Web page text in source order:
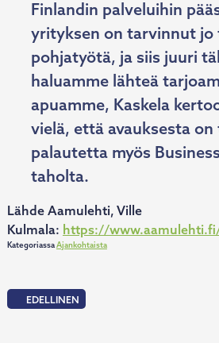
Finlandin palveluihin
yrityksen on tarvinnut jo
pohjatyötä, ja siis juuri
haluamme lähteä
apuamme, Kaskela
vielä, että avauksesta
palautetta myös
taholta.
Lähde Aamulehti, Ville
Kulmala: https://
KategoriassaAjankohtaista
Artikkelien
EDELLINEN
PIHKA